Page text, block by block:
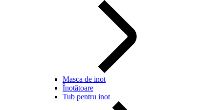
Masca de inot
Înotătoare
Tub pentru inot